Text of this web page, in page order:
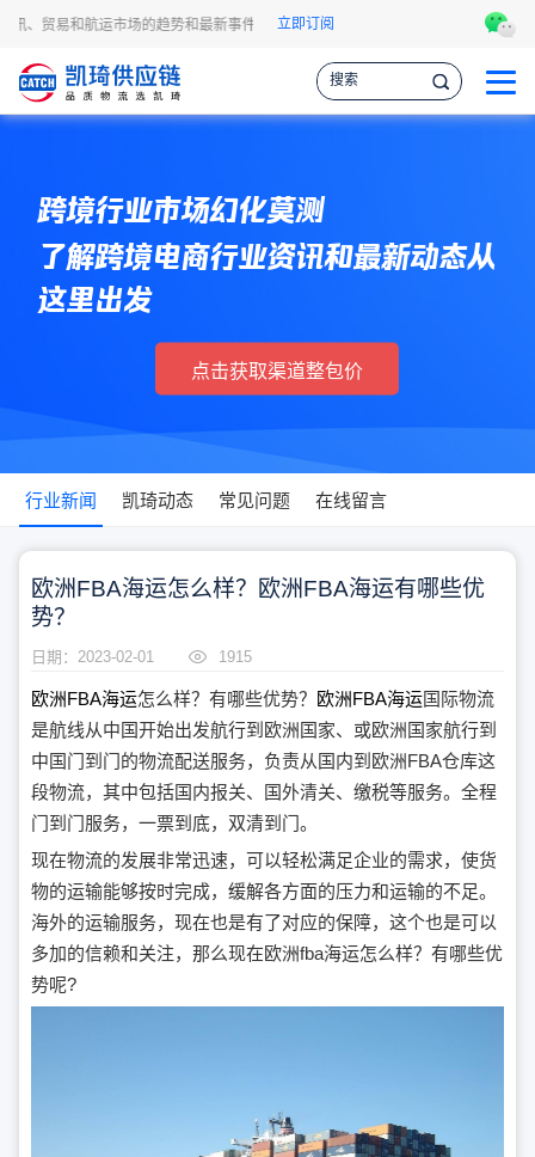
、贸易和航运市场的趋势和最新事件，让您掌握各种情报，作出更明智的供应链
立即订阅
跨境行业市场幻化莫测
了解跨境电商行业资讯和最新动态从
这里出发
点击获取渠道整包价
行业新闻 凯琦动态 常见问题 在线留言
欧洲FBA海运怎么样？欧洲FBA海运有哪些优
势？
日期：2023-02-01 1915
欧洲FBA海运怎么样？有哪些优势？ 欧洲FBA海运国际物流
是航线从中国开始出发航行到欧洲国家、或欧洲国家航行到
中国门到门的物流配送服务，负责从国内到欧洲FBA仓库这
段物流，其中包括国内报关、国外清关、缴税等服务。全程
门到门服务，一票到底，双清到门。
现在物流的发展非常迅速，可以轻松满足企业的需求，使货
物的运输能够按时完成，缓解各方面的压力和运输的不足。
海外的运输服务，现在也是有了对应的保障，这个也是可以
多加的信赖和关注，那么现在欧洲fba海运怎么样？有哪些优
势呢?